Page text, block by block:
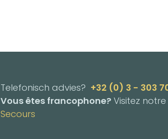
Telefonisch advies? +32 (0) 3 - 303
Vous êtes francophone? Visitez
Secours